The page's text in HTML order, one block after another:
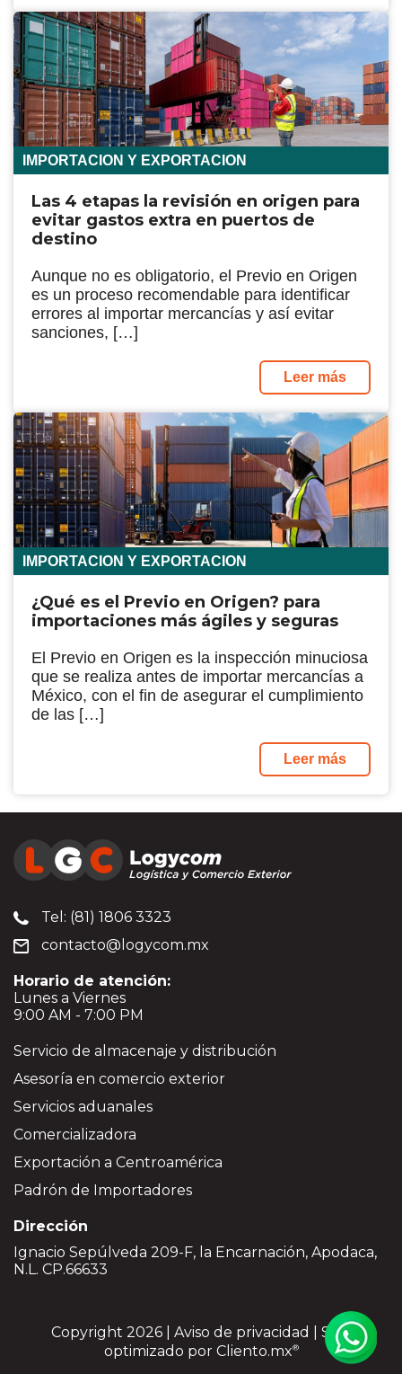
IMPORTACION Y EXPORTACION
Las 4 etapas la revisión en origen para
evitar gastos extra en puertos de
destino
Aunque no es obligatorio, el Previo en Origen
es un proceso recomendable para identificar
errores al importar mercancías y así evitar
sanciones, […]
Leer más
IMPORTACION Y EXPORTACION
¿Qué es el Previo en Origen? para
importaciones más ágiles y seguras
El Previo en Origen es la inspección minuciosa
que se realiza antes de importar mercancías a
México, con el fin de asegurar el cumplimiento
de las […]
Leer más
Tel: (81) 1806 3323
contacto@logycom.mx
Horario de atención:
Lunes a Viernes
9:00 AM - 7:00 PM
Servicio de almacenaje y distribución
Asesoría en comercio exterior
Servicios aduanales
Comercializadora
Exportación a Centroamérica
Padrón de Importadores
Dirección
Ignacio Sepúlveda 209-F, la Encarnación, Apodaca,
N.L. CP.66633
Copyright 2026 | Aviso de privacidad
| Sitio
optimizado por Cliento.mx®